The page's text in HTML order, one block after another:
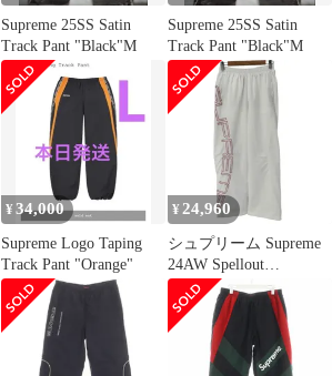
Supreme 25SS Satin
Track Pant "Black"M
Supreme 25SS Satin
Track Pant "Black"M
¥34,000
Supreme Logo Taping
Track Pant "Orange"
¥ 24,960
シュプリーム Supreme
24AW Spellout
Embroidered Track Pant
メンズ JPN：M